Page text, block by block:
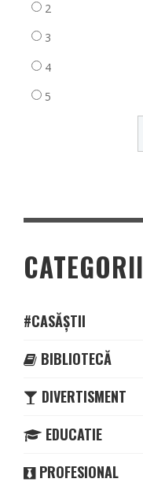
2
3
4
5
CATEGORII
#CASĂȘTII
BIBLIOTECĂ
DIVERTISMENT
EDUCATIE
PROFESIONAL